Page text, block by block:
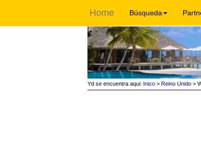
Home Búsqueda
Yd se encuentra aqui: Inico> Reino Unido>